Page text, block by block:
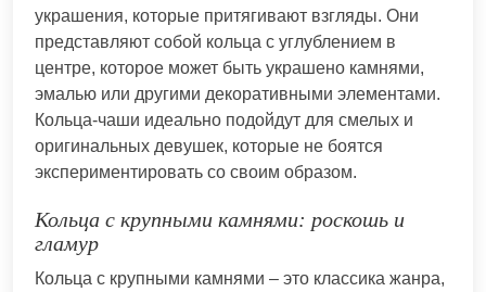
украшения, которые притягивают взгляды. Они
представляют собой кольца с углублением в
центре, которое может быть украшено камнями,
эмалью или другими декоративными элементами.
Кольца-чаши идеально подойдут для смелых и
оригинальных девушек, которые не боятся
экспериментировать со своим образом.
Кольца с крупными камнями: роскошь и
гламур
Кольца с крупными камнями – это классика жанра,